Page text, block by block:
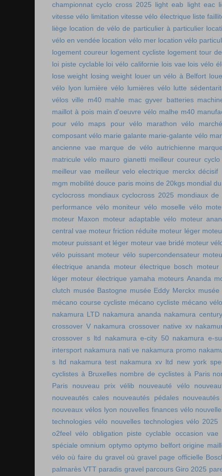
championnat cyclo cross 2025 light eab light eac
vitesse vélo limitation vitesse vélo électrique liste
liège location de vélo de particulier à particulier
vélo en vendée location vélo mer location vélo
logement coureur logement cycliste logement tour
loi piste cyclable loi vélo californie lois vae lois vélo
lose weight losing weight louer un vélo à Belfort
vélo lyon lumière vélo lumières vélo lutte
vélos ville
m40 mahle mac gyver batteries
maillot à pois main d'oeuvre vélo malhe m40
pour vélo
maps pour vélo marathon vélo
composant vélo marie galante marie-galante vélo
ancienne vae marque de vélo autrichienne
matricule vélo mauro gianetti meilleur coureur
meilleur vae meilleur velo electrique merckx décisif
mgm mobilité douce paris moins de 20kgs mondial
cyclocross mondiaux cyclocross 2025 mondiaux de
performance vélo moniteur vélo moselle vélo
moteur Maxon
moteur adaptable vélo
moteur
central vae moteur friction réduite moteur léger
moteur puissant et léger moteur vae bridé moteur
vélo puissant moteur vélo supercondensateur
électrique ananda
moteur électrique bosch
moteur
léger moteur électrique yamaha moteurs Ananda
clutch musée Bastogne musée Eddy Merckx
mécano course cycliste mécano cycliste mécano vélo
nakamura LTD nakamura ananda nakamura
crossover V nakamura crossover native xv
crossover s ltd
nakamura e-city 50 nakamura e-
intersport nakamura nati ve nakamura promo
s ltd nakamura test nakamura xv ltd
new york
cyclistes à Bruxelles nombre de cyclistes à Paris
Paris
nouveau prix vélib nouveauté vélo
nouveautés cales nouveautés pédales
nouveaux vélos lyon nouvelles finances vélo
technologies vélo nouvelles technologies vélo 2025
o2feel vélo
obligation piste cyclable
occasion vae
spéciale omnium optymo optymo belfort origine
vélo où faire du gravel où gravel page officielle
palmarès VTT paradis gravel parcours Giro 2025